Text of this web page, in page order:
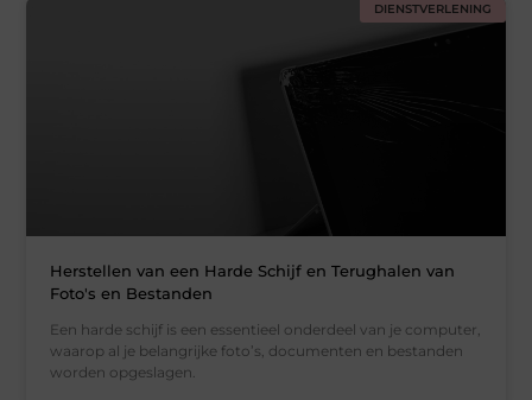
DIENSTVERLENING
Herstellen van een Harde Schijf en Terughalen van
Foto's en Bestanden
Een harde schijf is een essentieel onderdeel van je computer,
waarop al je belangrijke foto’s, documenten en bestanden
worden opgeslagen.